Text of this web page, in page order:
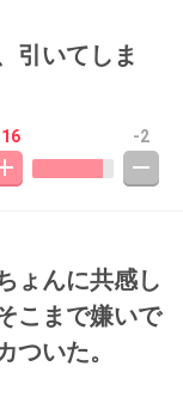
引いてしま
-2
ょんに共感し
こまで嫌いで
ついた。